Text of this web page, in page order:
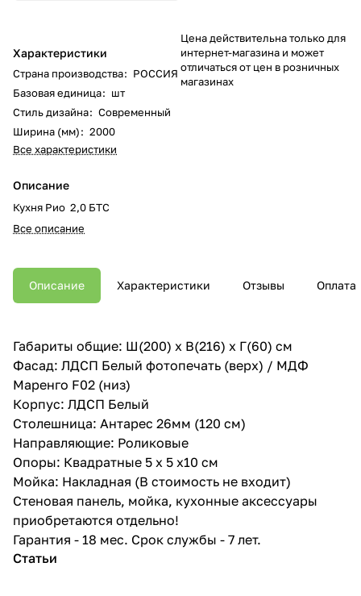
Характеристики
Страна производства: РОССИЯ
Базовая единица: шт
Стиль дизайна: Современный
Ширина (мм): 2000
Все характеристики
Описание
Кухня Рио 2,0 БТС
Все описание
Цена действительна только для
интернет-магазина и может
отличаться от цен в розничных
магазинах
Описание Характеристики Отзывы Оплата
Габариты общие: Ш(200) х В(216) х Г(60) см
Фасад: ЛДСП Белый фотопечать (верх) / МДФ
Маренго F02 (низ)
Корпус: ЛДСП Белый
Столешница: Антарес 26мм (120 см)
Направляющие: Роликовые
Опоры: Квадратные 5 х 5 х10 см
Мойка: Накладная (В стоимость не входит)
Стеновая панель, мойка, кухонные аксессуары
приобретаются отдельно!
Гарантия - 18 мес. Срок службы - 7 лет.
Статьи